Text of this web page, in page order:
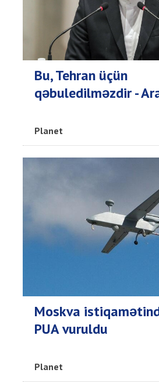
Bu, Tehran üçün
qəbuledilməzdir -
Planet
Moskva
PUA vuruldu
Planet